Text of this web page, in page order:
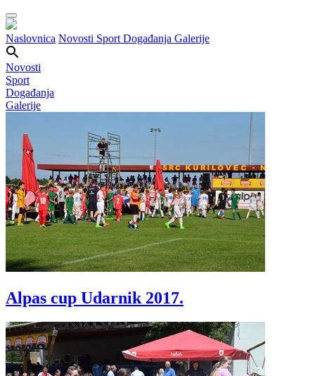
Naslovnica Novosti Sport Događanja Galerije
Novosti
Sport
Događanja
Galerije
Alpas cup Udarnik 2017.